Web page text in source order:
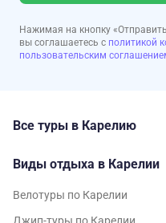
Нажимая на кнопку
вы соглашаетесь с политикой
пользовательским
Все туры в Карелию
Виды отдыха в Карелии
Велотуры по Карелии